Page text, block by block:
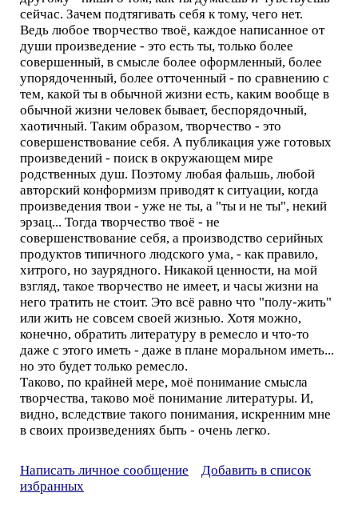
сейчас. Зачем подтягивать себя к тому, чего нет.
Ведь любое творчество твоё, каждое написанное от
души произведение - это есть ты, только более
совершенный, в смысле более оформленный, более
упорядоченный, более отточенный - по сравнению с
тем, какой ты в обычной жизни есть, каким вообще в
обычной жизни человек бывает, беспорядочный,
хаотичный. Таким образом, творчество - это
совершенствование себя. А публикация уже готовых
произведений - поиск в окружающем мире
родственных душ. Поэтому любая фальшь, любой
авторский конформизм приводят к ситуации, когда
произведения твои - уже не ты, а "ты и не ты", некий
эрзац... Тогда творчество твоё - не
совершенствование себя, а производство серийных
продуктов типичного людского ума, - как правило,
хитрого, но заурядного. Никакой ценности, на мой
взгляд, такое творчество не имеет, и часы жизни на
него тратить не стоит. Это всё равно что "полу-жить"
или жить не совсем своей жизнью. Хотя можно,
конечно, обратить литературу в ремесло и что-то
даже с этого иметь - даже в плане моральном иметь...
но это будет только ремесло.
Таково, по крайней мере, моё понимание смысла
творчества, таково моё понимание литературы. И,
видно, вследствие такого понимания, искренним мне
в своих произведениях быть - очень легко.
Написать личное сообщение
Добавить в список
избранных